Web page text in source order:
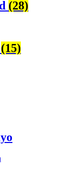
(28)
(15)